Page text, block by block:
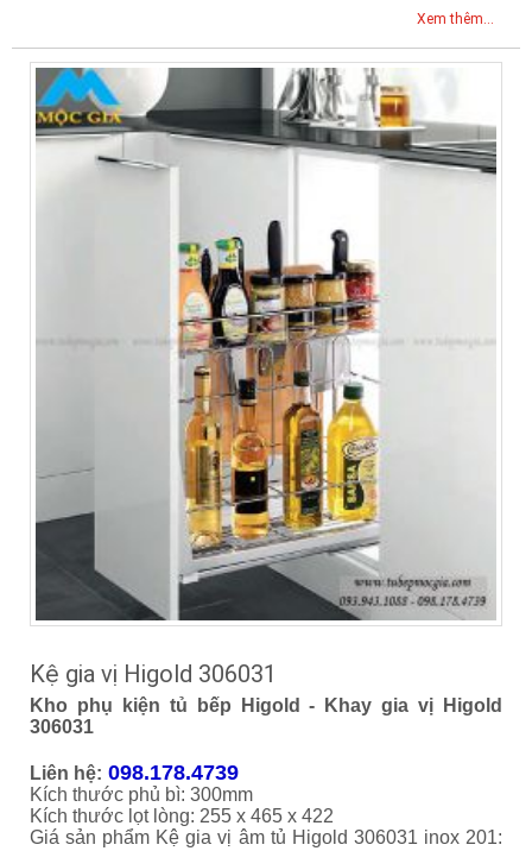
Xem thêm...
Kệ gia vị Higold 306031
Kho phụ kiện tủ bếp Higold - Khay gia vị Higold
306031
Liên hệ: 098.178.4739
Kích thước phủ bì: 300mm
Kích thước lọt lòng: 255 x 465 x 422
Giá sản phẩm Kệ gia vị âm tủ Higold 306031 inox 201: